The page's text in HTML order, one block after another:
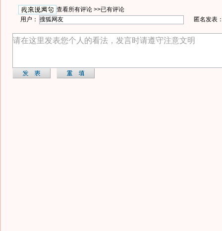
查看所有评论 >>已有评论
用户：
匿名发表